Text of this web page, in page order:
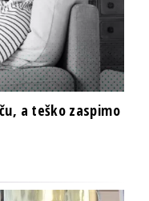
a teško zaspimo